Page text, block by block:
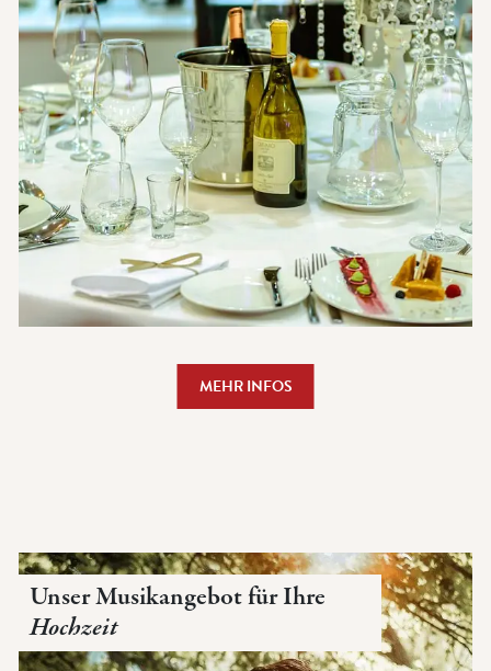
MEHR INFOS
Unser Musikangebot für Ihre
Hochzeit